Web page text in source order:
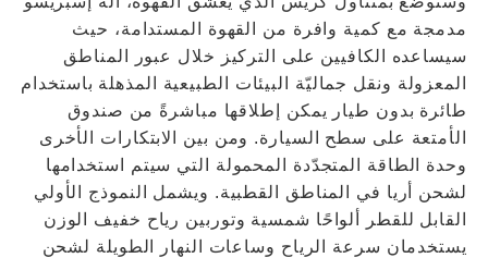
مدمجة مع كمية وافرة من القهوة المستدامة، حيث
سيساعده الكافيين على التركيز خلال عبور المناطق
المعزولة ونقل جماليّة البيئات الطبيعية المذهلة باستخدام
طائرة بدون طيار يمكن إطلاقها مباشرةً من صندوق
الأمتعة على سطح السيارة. ومن بين الابتكارات الأخرى
وحدة الطاقة المتجدّدة المحمولة التي سيتم استخدامها
لشحن أريا في المناطق القطبية. ويشمل النموذج الأولي
القابل للقطر ألواحًا شمسية وتوربين رياح خفيف الوزن
يستخدمان سرعة الرياح وساعات النهار الطويلة لشحن